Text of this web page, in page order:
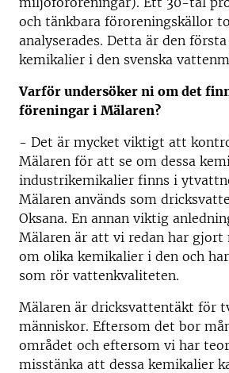
och tänkbara föroreningskällor
analyserades. Detta är den
kemikalier i den svenska
Varför undersöker ni om det
föreningar i Mälaren?
- Det är mycket viktigt att
Mälaren för att se om dessa
industrikemikalier finns i
Mälaren används som
Oksana. En annan viktig
Mälaren är att vi redan har gjort
om olika kemikalier i den och
som rör vattenkvaliteten.
Mälaren är dricksvattentäkt för
människor. Eftersom det bor
området och eftersom vi har
misstänka att dessa kemikalier